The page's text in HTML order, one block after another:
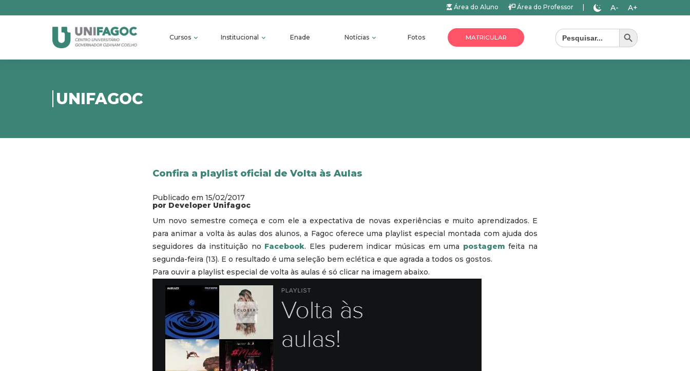
Área do Aluno Área do Professor A- A+
Cursos Institucional Enade Notícias Fotos MATRICULAR
Search
for:
Search Button
UNIFAGOC
Confira a playlist oficial de Volta às Aulas
Publicado em 15/02/2017
por Developer Unifagoc
Um novo semestre começa e com ele a expectativa de novas experiências e muito aprendizados. E
para animar a volta às aulas dos alunos, a Fagoc oferece uma playlist especial montada com ajuda dos
seguidores da instituição no Facebook. Eles puderem indicar músicas em uma postagem feita na
segunda-feira (13). E o resultado é uma seleção bem eclética e que agrada a todos os gostos.
Para ouvir a playlist especial de volta às aulas é só clicar na imagem abaixo.